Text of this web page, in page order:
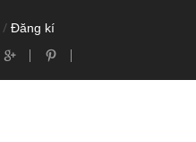
/ Đăng kí